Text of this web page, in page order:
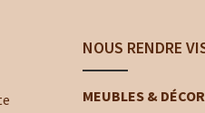
NOUS RENDRE
MEUBLES &